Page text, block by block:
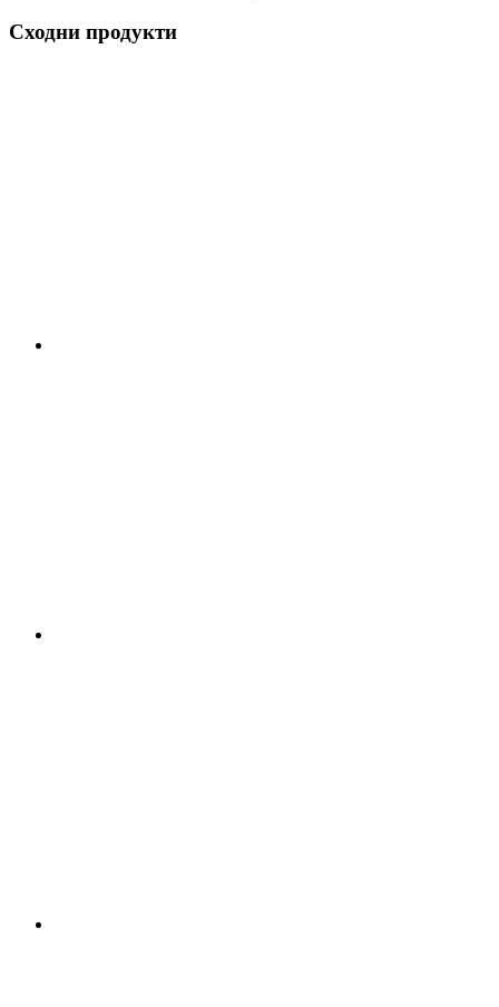
Сходни продукти